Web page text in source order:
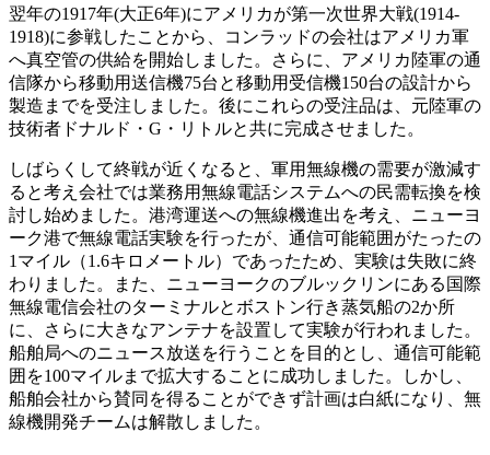
翌年の1917年(大正6年)にアメリカが第一次世界大戦(1914-
1918)に参戦したことから、コンラッドの会社はアメリカ軍
へ真空管の供給を開始しました。さらに、アメリカ陸軍の通
信隊から移動用送信機75台と移動用受信機150台の設計から
製造までを受注しました。後にこれらの受注品は、元陸軍の
技術者ドナルド・G・リトルと共に完成させました。
しばらくして終戦が近くなると、軍用無線機の需要が激減す
ると考え会社では業務用無線電話システムへの民需転換を検
討し始めました。港湾運送への無線機進出を考え、ニューヨ
ーク港で無線電話実験を行ったが、通信可能範囲がたったの
1マイル（1.6キロメートル）であったため、実験は失敗に終
わりました。また、ニューヨークのブルックリンにある国際
無線電信会社のターミナルとボストン行き蒸気船の2か所
に、さらに大きなアンテナを設置して実験が行われました。
船舶局へのニュース放送を行うことを目的とし、通信可能範
囲を100マイルまで拡大することに成功しました。しかし、
船舶会社から賛同を得ることができず計画は白紙になり、無
線機開発チームは解散しました。